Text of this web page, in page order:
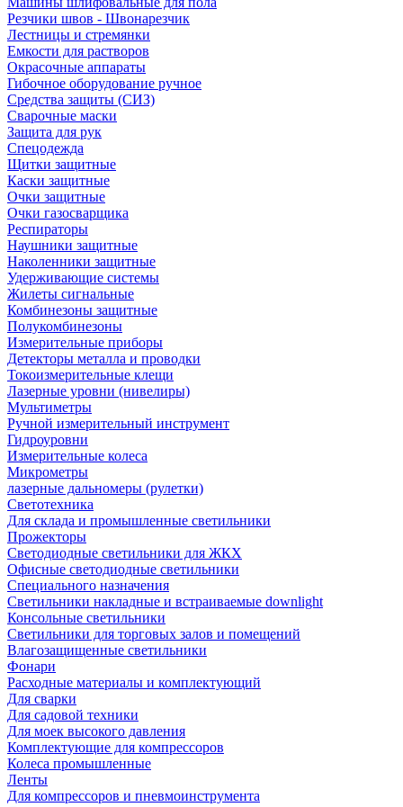
Резчики швов - Швонарезчик
Лестницы и стремянки
Емкости для растворов
Окрасочные аппараты
Гибочное оборудование ручное
Средства защиты (СИЗ)
Сварочные маски
Защита для рук
Спецодежда
Щитки защитные
Каски защитные
Очки защитные
Очки газосварщика
Респираторы
Наушники защитные
Наколенники защитные
Удерживающие системы
Жилеты сигнальные
Комбинезоны защитные
Полукомбинезоны
Измерительные приборы
Детекторы металла и проводки
Токоизмерительные клещи
Лазерные уровни (нивелиры)
Мультиметры
Ручной измерительный инструмент
Гидроуровни
Измерительные колеса
Микрометры
лазерные дальномеры (рулетки)
Светотехника
Для склада и промышленные светильники
Прожекторы
Светодиодные светильники для ЖКХ
Офисные светодиодные светильники
Специального назначения
Светильники накладные и встраиваемые downlight
Консольные светильники
Светильники для торговых залов и помещений
Влагозащищенные светильники
Фонари
Расходные материалы и комплектующий
Для сварки
Для садовой техники
Для моек высокого давления
Комплектующие для компрессоров
Колеса промышленные
Ленты
Для компрессоров и пневмоинструмента